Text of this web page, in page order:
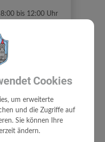
bis 12:00 Uhr
wird gebeten.
Cookies
um erweiterte
und die Zugriffe auf
Sie können Ihre
ändern.